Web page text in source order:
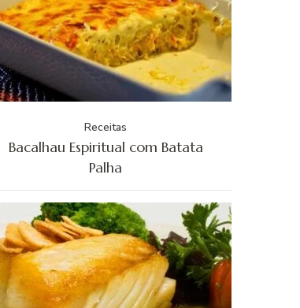
Receitas
Bacalhau Espiritual com Batata
Palha